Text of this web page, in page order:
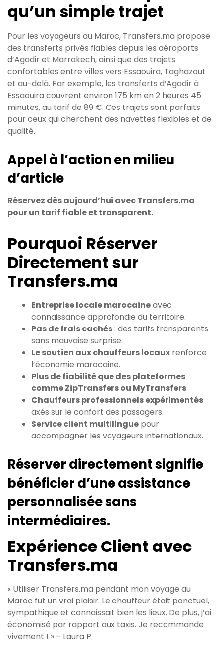
qu’un simple trajet
Pour les voyageurs au Maroc, Transfers.ma propose
des transferts privés fiables depuis les aéroports
d’Agadir et Marrakech, ainsi que des trajets
confortables entre villes vers Essaouira, Taghazout
et au-delà. Par exemple, les transferts d’Agadir à
Essaouira couvrent environ 175 km en 2 heures 45
minutes, au tarif de 89 €. Ces trajets sont parfaits
pour ceux qui cherchent des navettes flexibles et de
qualité.
Appel à l’action en milieu
d’article
Réservez dès aujourd’hui avec Transfers.ma
pour un tarif fiable et transparent.
Pourquoi Réserver
Directement sur
Transfers.ma
Entreprise locale marocaineavec
connaissance approfondie du territoire.
Pas de frais cachés: des tarifs transparents
sans mauvaise surprise.
Le soutien aux chauffeurs locaux renforce
l’économie marocaine.
Plus de fiabilité que des plateformes
comme ZipTransfers ou MyTransfers.
Chauffeurs professionnels expérimentés
axés sur le confort des passagers.
Service client multilingue pour
accompagner les voyageurs internationaux.
Réserver directement signifie
bénéficier d’une assistance
personnalisée sans
intermédiaires.
Expérience Client avec
Transfers.ma
« Utiliser Transfers.ma pendant mon voyage au
Maroc fut un vrai plaisir. Le chauffeur était ponctuel,
sympathique et connaissait bien les lieux. De plus, j’ai
économisé par rapport aux taxis. Je recommande
vivement ! » – Laura P.